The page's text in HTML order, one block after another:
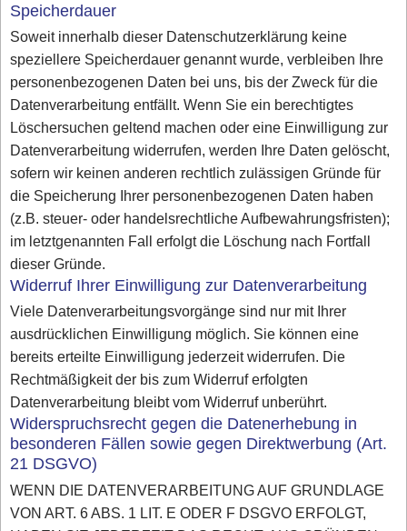
Speicherdauer
Soweit innerhalb dieser Datenschutzerklärung keine
speziellere Speicherdauer genannt wurde, verbleiben Ihre
personenbezogenen Daten bei uns, bis der Zweck für die
Datenverarbeitung entfällt. Wenn Sie ein berechtigtes
Löschersuchen geltend machen oder eine Einwilligung zur
Datenverarbeitung widerrufen, werden Ihre Daten gelöscht,
sofern wir keinen anderen rechtlich zulässigen Gründe für
die Speicherung Ihrer personenbezogenen Daten haben
(z.B. steuer- oder handelsrechtliche Aufbewahrungsfristen);
im letztgenannten Fall erfolgt die Löschung nach Fortfall
dieser Gründe.
Widerruf Ihrer Einwilligung zur Datenverarbeitung
Viele Datenverarbeitungsvorgänge sind nur mit Ihrer
ausdrücklichen Einwilligung möglich. Sie können eine
bereits erteilte Einwilligung jederzeit widerrufen. Die
Rechtmäßigkeit der bis zum Widerruf erfolgten
Datenverarbeitung bleibt vom Widerruf unberührt.
Widerspruchsrecht gegen die Datenerhebung in
besonderen Fällen sowie gegen Direktwerbung (Art.
21 DSGVO)
WENN DIE DATENVERARBEITUNG AUF GRUNDLAGE
VON ART. 6 ABS. 1 LIT. E ODER F DSGVO ERFOLGT,